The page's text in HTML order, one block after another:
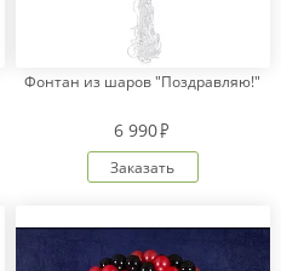
Фонтан из шаров "Поздравляю!"
6 990
Заказать